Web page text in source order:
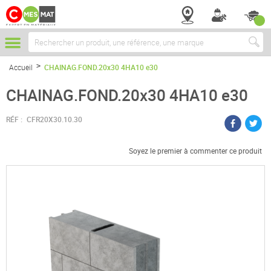
Chercher
Accueil CHAINAG.FOND.20x30 4HA10 e30
CHAINAG.FOND.20x30 4HA10 e30
RÉF : CFR20X30.10.30
Soyez le premier à commenter ce produit
Passer